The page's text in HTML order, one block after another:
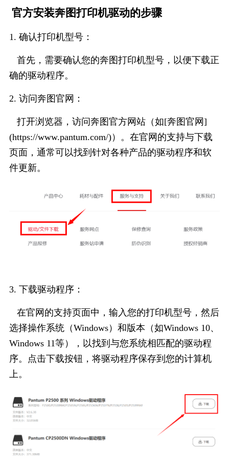
官方安装奔图打印机驱动的步骤
1. 确认打印机型号：
首先，需要确认您的奔图打印机型号，以便下载正
确的驱动程序。
2. 访问奔图官网：
打开浏览器，访问奔图官方网站（如[奔图官网]
(https://www.pantum.com/)）。在官网的支持与下载
页面，通常可以找到针对各种产品的驱动程序和软
件更新。
3. 下载驱动程序：
在官网的支持页面中，输入您的打印机型号，然后
选择操作系统（Windows）和版本（如Windows 10、
Windows 11等），以找到与您系统相匹配的驱动程
序。点击下载按钮，将驱动程序保存到您的计算机
上。